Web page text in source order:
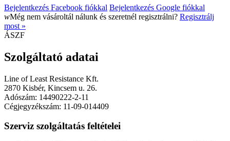
Bejelentkezés Facebook fiókkal Bejelentkezés Google fiókkal
wMég nem vásároltál nálunk és szeretnél regisztrálni? Regisztrálj
most »
ÁSZF
Szolgáltató adatai
Line of Least Resistance Kft.
2870 Kisbér, Kincsem u. 26.
Adószám: 14490222-2-11
Cégjegyzékszám: 11-09-014409
Szerviz szolgáltatás feltételei